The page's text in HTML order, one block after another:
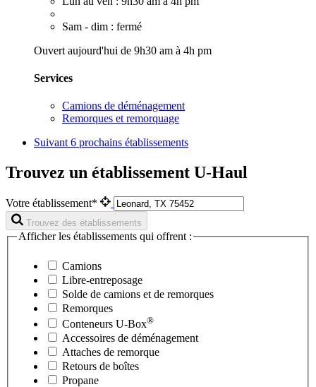
Sam - dim : fermé
Ouvert aujourd'hui de 9h30 am à 4h pm
Services
Camions de déménagement
Remorques et remorquage
Suivant 6 prochains établissements
Trouvez un établissement U-Haul
Votre établissement*
Trouvez des établissements
Afficher les établissements qui offrent :
Camions
Libre-entreposage
Solde de camions et de remorques
Remorques
Conteneurs U-Box®
Accessoires de déménagement
Attaches de remorque
Retours de boîtes
Propane